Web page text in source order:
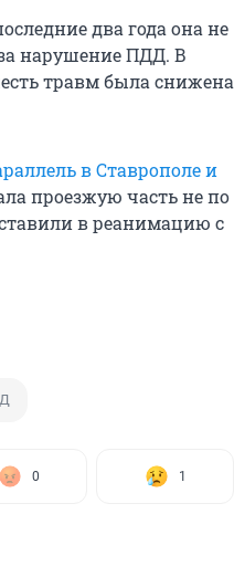
два года она не
нарушение ПДД. В
травм была снижена
в Ставрополе и
проезжую часть не по
в реанимацию с
0 1